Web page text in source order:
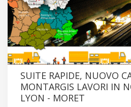
SUITE RAPIDE, NUOVO
MONTARGIS LAVORI IN
LYON - MORET